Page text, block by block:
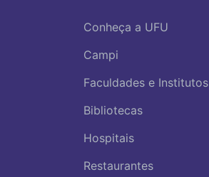
Conheça a UFU
Campi
Faculdades e Institutos
Bibliotecas
Hospitais
Restaurantes